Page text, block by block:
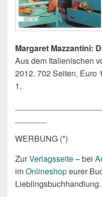
Margaret Mazzantini:
Aus dem Italienischen
2012. 702 Seiten, Euro
1.
WERBUNG (*)
ZurVerlagsseite– bei
imOnlineshopeurer
Lieblingsbuchhandlung.